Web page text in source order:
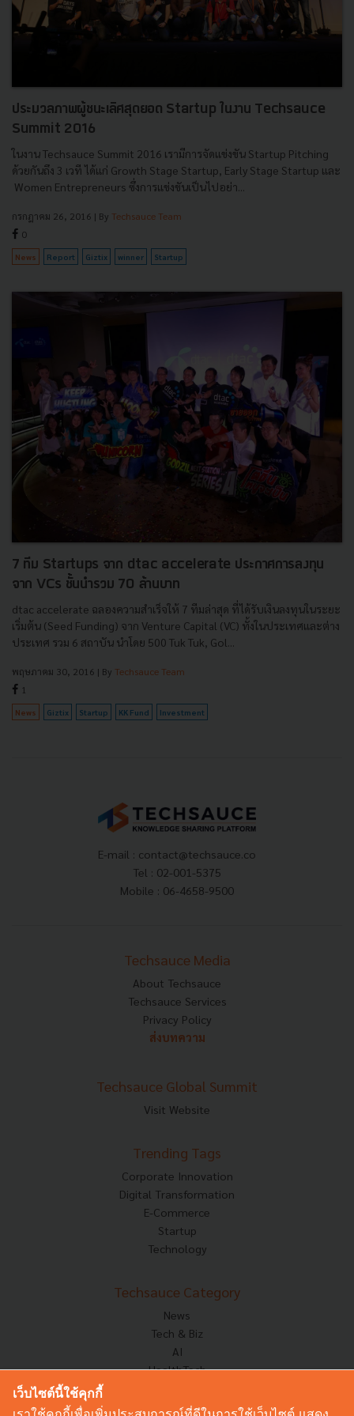
ประมวลภาพผู้ชนะเลิศสุดยอด Startup ในงาน Techsauce
Summit 2016
ในงาน Techsauce Summit 2016 เรามีการจัดแข่งขัน Startup Pitching
ด้วยกันถึง 3 เวที ได้แก่ Growth Stage Startup, Early Stage Startup และ
Women Entrepreneurs ซึ่งการแข่งขันเป็นไปอย่า...
กรกฎาคม 26, 2016 | By Techsauce Team
0
News Report Giztix winner Startup
7 ทีม Startups จาก dtac accelerate ประกาศการลงทุน
จาก VCs ชั้นนำรวม 70 ล้านบาท
dtac accelerate ฉลองความสำเร็จให้ 7 ทีมล่าสุด ที่ได้รับเงินลงทุนในระยะ
เริ่มต้น (Seed Funding) จาก Venture Capital (VC) ทั้งในประเทศและต่าง
ประเทศ รวม 6 สถาบัน นำโดย 500 Tuk Tuk, Gol...
พฤษภาคม 30, 2016 | By Techsauce Team
1
News Giztix Startup KK Fund Investment
E-mail : contact@techsauce.co
Tel : 02-001-5375
Mobile : 06-4658-9500
Techsauce Media
About Techsauce
Techsauce Services
Privacy Policy
ส่งบทความ
Techsauce Global Summit
Visit Website
Trending Tags
Corporate Innovation
Digital Transformation
E-Commerce
Startup
Technology
Techsauce Category
News
Tech & Biz
AI
HealthTech
Corp Innov
เว็บไซต์นี้ใช้คุกกี้